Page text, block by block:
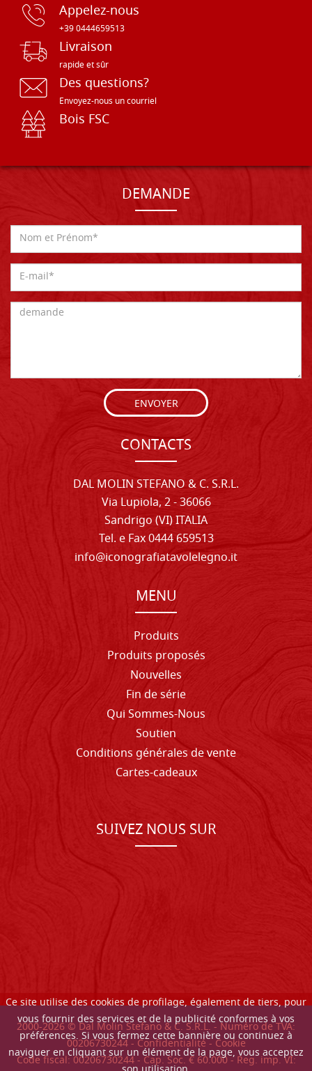
Ce site utilise des cookies de profilage, également de tiers, pour
vous fournir des services et de la publicité conformes à vos
préférences. Si vous fermez cette bannière ou continuez à
naviguer en cliquant sur un élément de la page, vous acceptez
Appelez-nous
+39 0444659513
Livraison
rapide et sûr
Des questions?
Envoyez-nous un courriel
Bois FSC
DEMANDE
ENVOYER
CONTACTS
DAL MOLIN STEFANO & C. S.R.L.
Via Lupiola, 2 - 36066
Sandrigo (VI) ITALIA
Tel. e Fax 0444 659513
info@iconografiatavolelegno.it
MENU
Produits
Produits proposés
Nouvelles
Fin de série
Qui Sommes-Nous
Soutien
Conditions générales de vente
Cartes-cadeaux
SUIVEZ NOUS SUR
2000-2026© Dal Molin Stefano & C. S.R.L. - Numéro de TVA:
00206730244 -Confidentialité-Cookie
Code fiscal: 00206730244 - Cap. Soc. € 60.000 - Reg. imp. VI: